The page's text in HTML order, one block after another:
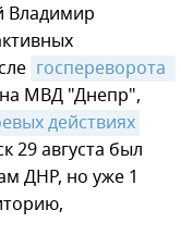
Владимир
МВД "Днепр",
действиях
29 августа был
ДНР, но уже 1